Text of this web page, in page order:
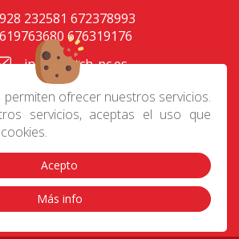
permiten ofrecer nuestros servicios.
servicios, aceptas el uso que
Acepto
Más info
928 232581 672378993
619763680 676319176
info@batch-pc.es
C/ Gral. Mas de Gaminde
24 35006, Las Palmas
Legal|Política de privacidad
|
|Envíos|Devoluciones|
Condiciones de compra